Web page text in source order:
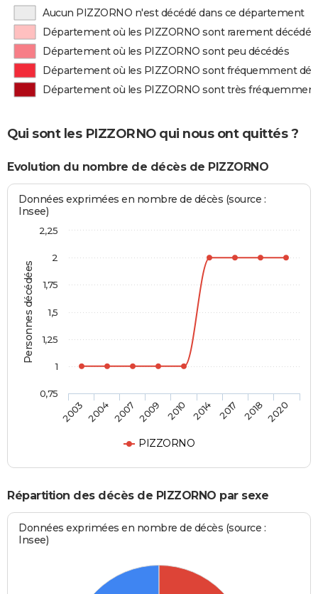
Aucun PIZZORNO n'est décédé dans ce département
Département où les PIZZORNO sont rarement décédés
Département où les PIZZORNO sont peu décédés
Département où les PIZZORNO sont fréquemment
Département où les PIZZORNO sont très
Qui sont les PIZZORNO qui nous ont quittés ?
Evolution du nombre de décès de PIZZORNO
Personnes décédées
Données exprimées en nombre de décès (source :
Insee)
PIZZORNO
2003 2004 2007 2009 2010 2014 2017 2018 2020
0,75
1
1,25
1,5
1,75
2
2,25
Répartition des décès de PIZZORNO par sexe
Données exprimées en nombre de décès (source :
Insee)